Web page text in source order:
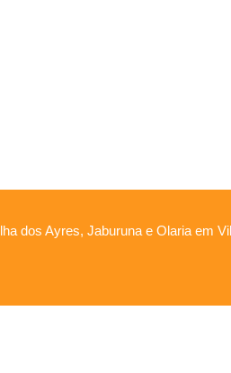
dos Ayres, Jaburuna e Olaria em